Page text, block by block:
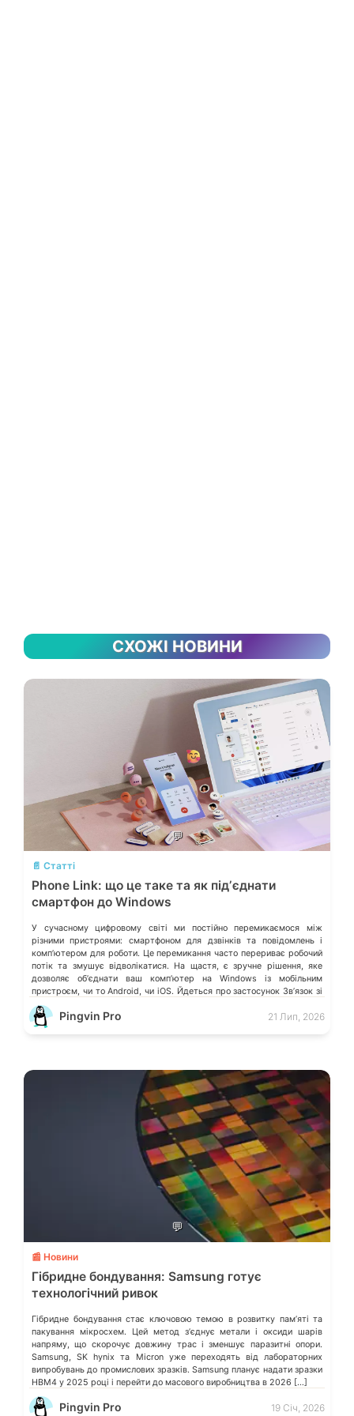
СХОЖІ НОВИНИ
💬
📄 Статті
Phone Link: що це таке та як підʼєднати
смартфон до Windows
У сучасному цифровому світі ми постійно перемикаємося між
різними пристроями: смартфоном для дзвінків та повідомлень і
компʼютером для роботи. Це перемикання часто перериває робочий
потік та змушує відволікатися. На щастя, є зручне рішення, яке
дозволяє обʼєднати ваш компʼютер на Windows із мобільним
пристроєм, чи то Android, чи iOS. Йдеться про застосунок Звʼязок зі
смартфоном (Phone Link) від Microsoft, що перетворює ваш ПК на
своєрідний «міст» до функцій смартфона.
Pingvin Pro 21 Лип, 2026
💬
📰 Новини
Гібридне бондування: Samsung готує
технологічний ривок
Гібридне бондування стає ключовою темою в розвитку памʼяті та
пакування мікросхем. Цей метод зʼєднує метали і оксиди шарів
напряму, що скорочує довжину трас і зменшує паразитні опори.
Samsung, SK hynix та Micron уже переходять від лабораторних
випробувань до промислових зразків. Samsung планує надати зразки
HBM4 у 2025 році і перейти до масового виробництва в 2026 […]
Pingvin Pro 19 Січ, 2026